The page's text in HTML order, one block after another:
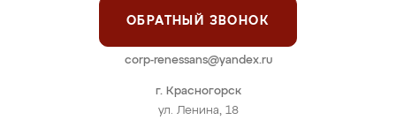
г. Красногорск
ул. Ленина, 18
ОБРАТНЫЙ ЗВОНОК
corp-renessans@yandex.ru